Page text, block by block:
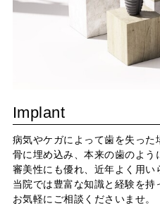
Implant
病気やケガによって歯を失っ
骨に埋め込み、本来の歯のよう
審美性にも優れ、近年よく用い
当院では豊富な知識と経験を持
お気軽にご相談くださいませ。